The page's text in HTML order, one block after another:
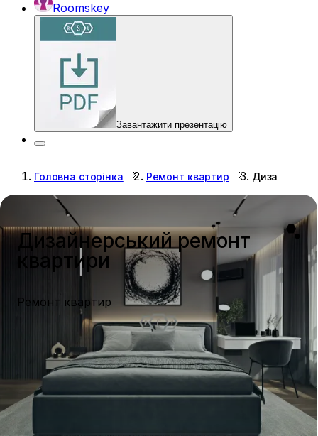
Roomskey
Завантажити презентацію
Головна сторінка Ремонт квартир
Дизайнерський ремонт
квартири
Ремонт квартир